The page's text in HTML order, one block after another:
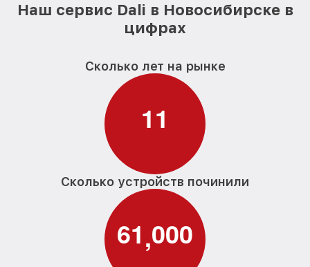
Наш сервис Dali в Новосибирске в
цифрах
Сколько лет на рынке
11
Сколько устройств починили
61,000